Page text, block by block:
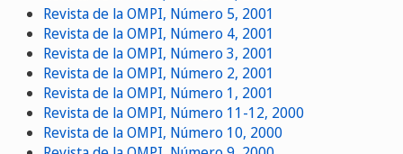
Revista de la OMPI, Número 5, 2001
Revista de la OMPI, Número 4, 2001
Revista de la OMPI, Número 3, 2001
Revista de la OMPI, Número 2, 2001
Revista de la OMPI, Número 1, 2001
Revista de la OMPI, Número 11-12, 2000
Revista de la OMPI, Número 10, 2000